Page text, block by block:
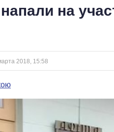
на
2018, 15:58